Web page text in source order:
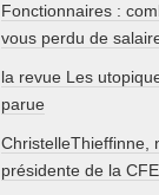
Fonctionnaires :
vous perdu de
la revue Les
parue
ChristelleThieffinne,
présidente de la